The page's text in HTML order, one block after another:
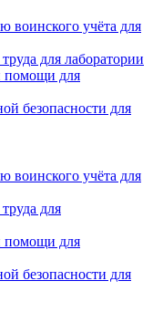
воинского учёта для
для лаборатории
помощи для
безопасности для
воинского учёта для
для
помощи для
безопасности для